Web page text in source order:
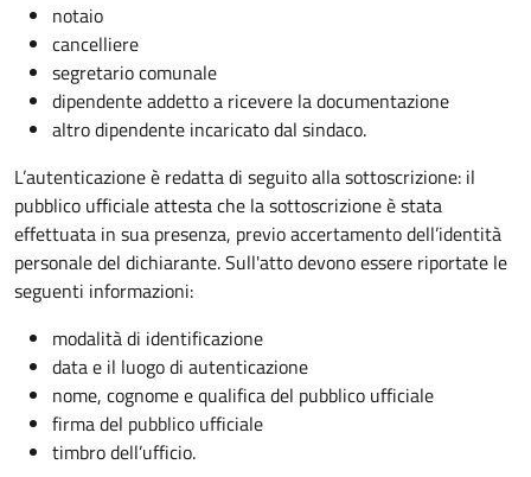
notaio
cancelliere
segretario comunale
dipendente addetto a ricevere la documentazione
altro dipendente incaricato dal sindaco.
L’autenticazione è redatta di seguito alla sottoscrizione: il
pubblico ufficiale attesta che la sottoscrizione è stata
effettuata in sua presenza, previo accertamento dell’identità
personale del dichiarante. Sull'atto devono essere riportate le
seguenti informazioni:
modalità di identificazione
data e il luogo di autenticazione
nome, cognome e qualifica del pubblico ufficiale
firma del pubblico ufficiale
timbro dell’ufficio.